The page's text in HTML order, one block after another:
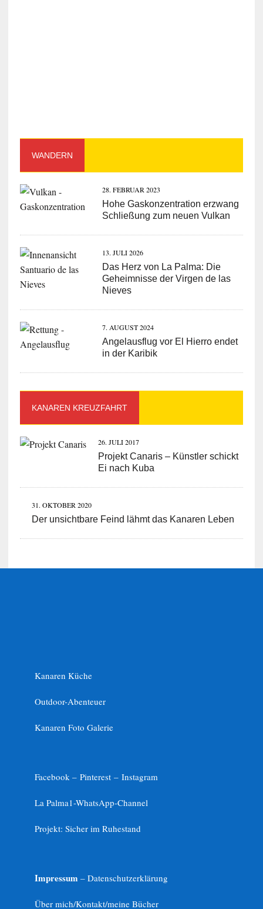
WANDERN
28. FEBRUAR 2023
Hohe Gaskonzentration erzwang
Schließung zum neuen Vulkan
13. JULI 2026
Das Herz von La Palma: Die
Geheimnisse der Virgen de las
Nieves
7. AUGUST 2024
Angelausflug vor El Hierro endet
in der Karibik
KANAREN KREUZFAHRT
26. JULI 2017
Projekt Canaris – Künstler schickt
Ei nach Kuba
31. OKTOBER 2020
Der unsichtbare Feind lähmt das Kanaren Leben
Kanaren Küche
Outdoor-Abenteuer
Kanaren Foto Galerie
Facebook – Pinterest – Instagram
La Palma1-WhatsApp-Channel
Projekt: Sicher im Ruhestand
Impressum – Datenschutzerklärung
Über mich/Kontakt/meine Bücher